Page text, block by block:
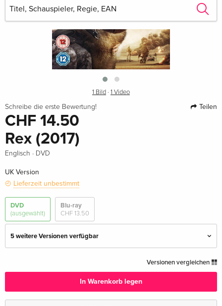
1 Bild · 1 Video
Schreibe die erste Bewertung! Teilen
CHF 14.50
Rex (2017)
Englisch · DVD
UK Version
Lieferzeit unbestimmt
DVD
(ausgewählt)
Blu-ray
CHF 13.50
5 weitere Versionen verfügbar
CHF 12.50
Versionen vergleichen
In Warenkorb legen